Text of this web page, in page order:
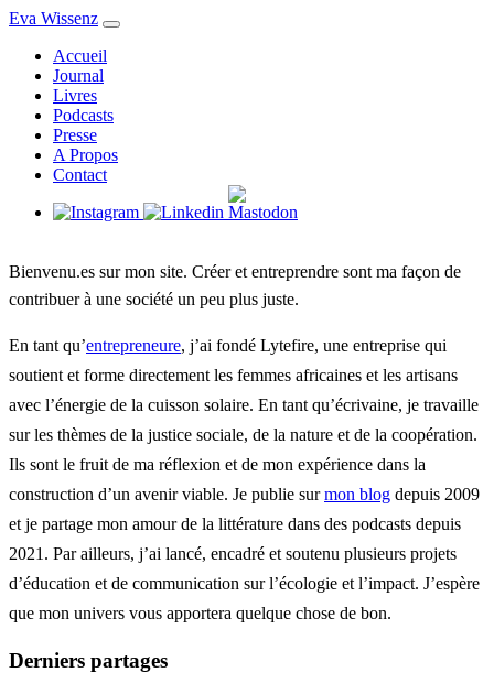
Eva Wissenz
Accueil
Journal
Livres
Podcasts
Presse
A Propos
Contact
Bienvenu.es sur mon site. Créer et entreprendre sont ma façon de
contribuer à une société un peu plus juste.
En tant qu’entrepreneure, j’ai fondé Lytefire, une entreprise qui
soutient et forme directement les femmes africaines et les artisans
avec l’énergie de la cuisson solaire. En tant qu’écrivaine, je travaille
sur les thèmes de la justice sociale, de la nature et de la coopération.
Ils sont le fruit de ma réflexion et de mon expérience dans la
construction d’un avenir viable. Je publie surmon blog depuis 2009
et je partage mon amour de la littérature dans des podcasts depuis
2021. Par ailleurs, j’ai lancé, encadré et soutenu plusieurs projets
d’éducation et de communication sur l’écologie et l’impact. J’espère
que mon univers vous apportera quelque chose de bon.
Derniers partages